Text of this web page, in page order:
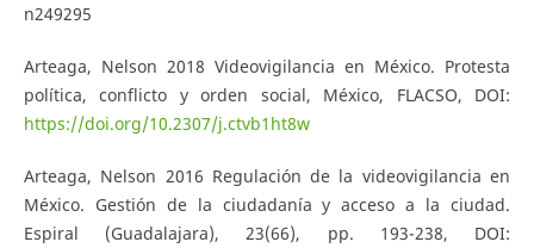
n249295
Arteaga, Nelson 2018 Videovigilancia en México. Protesta
política, conflicto y orden social, México, FLACSO, DOI:
https://doi.org/10.2307/j.ctvb1ht8w
Arteaga, Nelson 2016 Regulación de la videovigilancia en
México. Gestión de la ciudadanía y acceso a la ciudad.
Espiral (Guadalajara), 23(66), pp. 193-238, DOI: